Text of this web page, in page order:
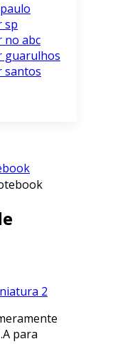
sp
no abc
guarulhos
santos
para